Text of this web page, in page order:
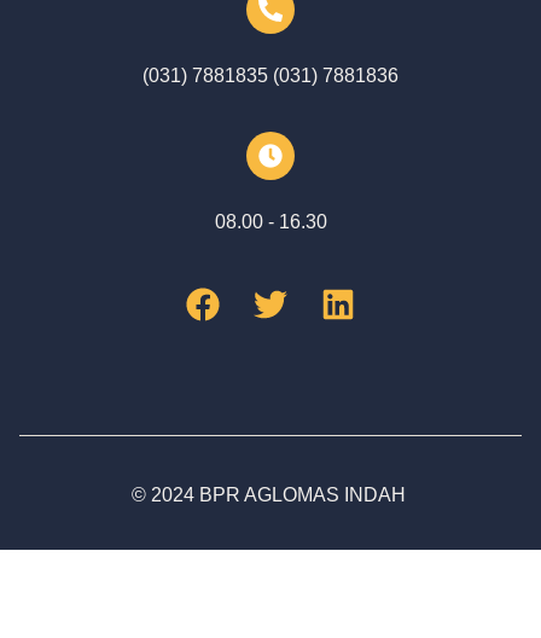
(031) 7881835 (031) 7881836
08.00 - 16.30
© 2024 BPR AGLOMAS INDAH